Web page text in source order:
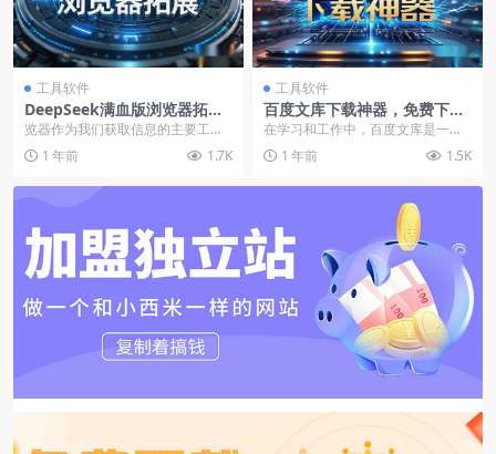
工具软件
DeepSeek满血版浏览器拓展
插件：内置AI功能的智能浏览
解决方案
览器作为我们获取信息的主要工
具，其功能和体验至关重要。为了
提升浏览器的使用体验，...
1 年前 1.7K
工具软件
百度文库下载神器，免费下载
文档，无需会员限制
在学习和工作中，百度文库是一个
非常有用的资源平台，提供了大量
的文档、论文、PPT...
1 年前 1.5K